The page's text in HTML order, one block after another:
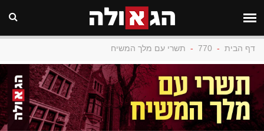
דף הבית -
770
- תשרי עם מלך המשיח